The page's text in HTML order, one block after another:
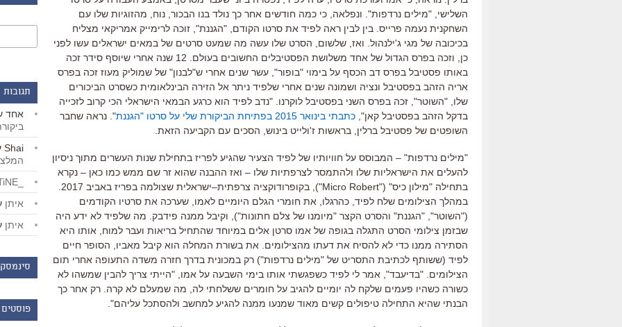
השלישי "מילים נרדפות". ונפלאה כי כמה חודשים אחר כך נולד בנו הבכור נוח
מהזוגיות שלו עם
השחקנית נעמה פרייס בין לבין ראה לפיד את סרטו הקודם , "הגננת", זוכה לרימייק אמריקאי מצליח
בכיכובה של מגי ג'ילנהול ואז שלשום
הסרט שלו עשה מה שמעט סרטים של במאים ישראלים עשו לפני
כן
וזכה בפרס הגדול של אחד משלושת הפסטיבלים החשובים בעולם
שנה אחרי שיוסף סידר זכה
באותו פסטיבל בפרס דב הכסף על בימוי "בופור", עשר שנים אחרי ש"לבנון" של שמוליק מעוז זכה בפרס
אריה הזהב בפסטיבל ונציה ושמונה שנים אחרי שלפיד ניתר אל הזירה הבינלאומית כשסרט הביכורים
שלו , "השוטר", זכה בפרס השני בפסטיבל לוקרנו . "נדב לפיד הוא כרגע הבמאי הישראלי הכי קרוב לזכייה
בדקל הזהב בפסטיבל קאן", כתבתי בינואר 2015 בפתיחת הביקורת שלי על סרטו "הגננת". נראה שחבר
השופטים של פסטיבל ברלין בראשות ז'ולייט בינוש הסכים עם הקביעה הזאת
"מילים נרדפות"
– המבוסס על חוויותיו של לפיד הצעיר שהגיע לפריז בתחילת שנות העשרים מתוך ניסיון
להעלים את הישראליות שלו ולהתמסר לצרפתיות שלו – ואז ההבנה שהוא זר שם ממש כמו כאן – נקרא
בתחילה "מילון כיס" ("Micro Robert"), בקופרודוקציה צרפתית–ישראלית שצולמה בפריז באביב 2017.
במהלך הצילומים שלח לפיד כהרגלו את חומרי הגלם היומיים לאמו שערכה את סרטיו הקודמים
("השוטר", "הגננת" והסרט הקצר "מיומנו של צלם חתונות"), וקיבל ממנה פידבק מה שלפיד לא ידע היה
שבזמן צילומי הסרט התגלה בגופה של אמו סרטן אלים במיוחד שהתחיל בריאות ועבר למוח
אותו היא
הסתירה ממנו כדי לא להסיח את דעתו מהצילומים
את בשורת המחלה הוא קיבל מאביו
הסופר חיים
לפיד (ששותף לכתיבת התסריט של "מילים נרדפות") רק במכונית בדרך חזרה משדה התעופה אחרי תום
הצילומים . "בדיעבד", אמר לי לפיד כשפגשתי אותו בימי השבעה על אמו , "הייתי צריך להבין שמשהו לא
כשורה כשהיו פעמים שלקח לה יומיים להגיב על חומרים ששלחתי לה מה שמעלם לא קרה רק אחר כך
הבנתי שהיא התחילה טיפולים קשים מאוד שמנעו ממנה להגיע למחשב ולהסתכל עליהם".
תגובות
אחד
Shai
איתן
איתן